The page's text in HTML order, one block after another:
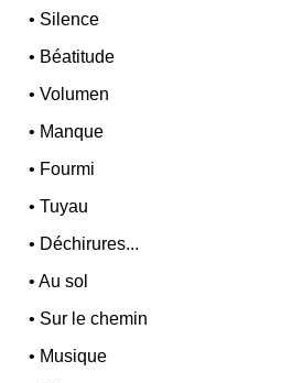
• Silence
• Béatitude
•Volumen
• Manque
• Fourmi
•Tuyau
• Déchirures...
•Au sol
• Sur le chemin
• Musique